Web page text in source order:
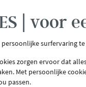
Klantenservice
Contact &
| voor
persoonlijke surfervaring
zorgen ervoor dat
Met persoonlijke
passen.